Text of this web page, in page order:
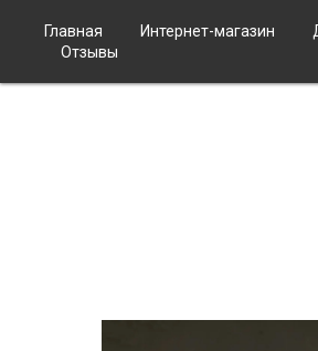
Главная Интернет-магазин
Отзывы